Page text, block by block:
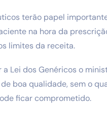
terão papel
na hora da
limites da receita.
Lei dos Genéricos o
boa qualidade, sem o
ficar comprometido.